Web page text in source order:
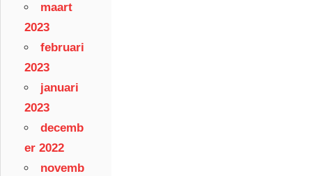
maart
2023
februari
2023
januari
2023
decemb
er 2022
novemb